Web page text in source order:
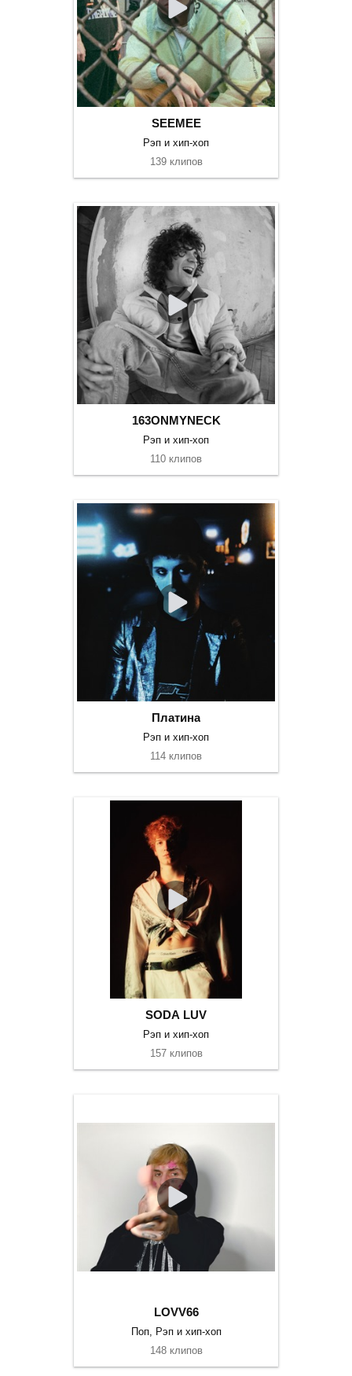
SEEMEE
Рэп и хип-хоп
139 клипов
163ONMYNECK
Рэп и хип-хоп
110 клипов
Платина
Рэп и хип-хоп
114 клипов
SODA LUV
Рэп и хип-хоп
157 клипов
LOVV66
Поп, Рэп и хип-хоп
148 клипов